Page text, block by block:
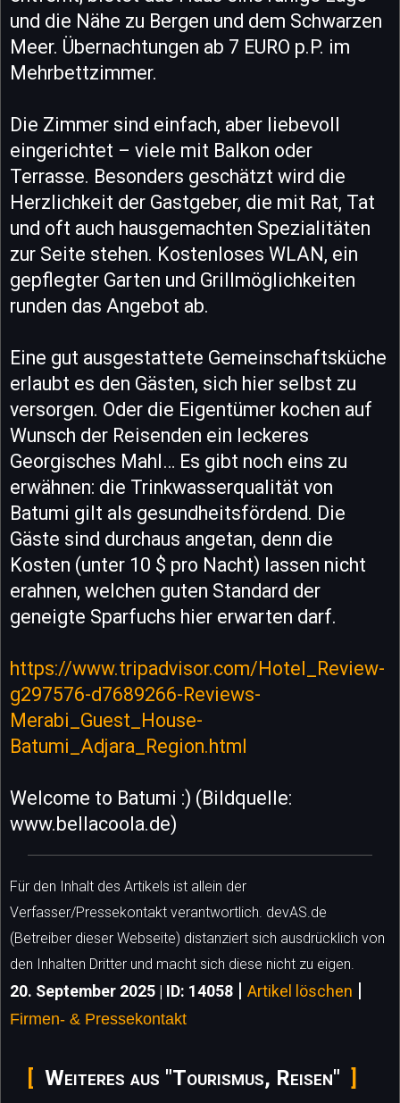
und die Nähe zu Bergen und dem Schwarzen
Meer. Übernachtungen ab 7 EURO p.P. im
Mehrbettzimmer.
Die Zimmer sind einfach, aber liebevoll
eingerichtet – viele mit Balkon oder
Terrasse. Besonders geschätzt wird die
Herzlichkeit der Gastgeber, die mit Rat, Tat
und oft auch hausgemachten Spezialitäten
zur Seite stehen. Kostenloses WLAN, ein
gepflegter Garten und Grillmöglichkeiten
runden das Angebot ab.
Eine gut ausgestattete Gemeinschaftsküche
erlaubt es den Gästen, sich hier selbst zu
versorgen. Oder die Eigentümer kochen auf
Wunsch der Reisenden ein leckeres
Georgisches Mahl… Es gibt noch eins zu
erwähnen: die Trinkwasserqualität von
Batumi gilt als gesundheitsfördend. Die
Gäste sind durchaus angetan, denn die
Kosten (unter 10 $ pro Nacht) lassen nicht
erahnen, welchen guten Standard der
geneigte Sparfuchs hier erwarten darf.
https://www.tripadvisor.com/Hotel_Review-
g297576-d7689266-Reviews-
Merabi_Guest_House-
Batumi_Adjara_Region.html
Welcome to Batumi :) (Bildquelle:
www.bellacoola.de)
Für den Inhalt des Artikels ist allein der
Verfasser/Pressekontakt verantwortlich. devAS.de
(Betreiber dieser Webseite) distanziert sich ausdrücklich von
den Inhalten Dritter und macht sich diese nicht zu eigen.
20. September 2025 | ID: 14058 | Artikel löschen |
Firmen- & Pressekontakt
Weiteres aus "Tourismus, Reisen"